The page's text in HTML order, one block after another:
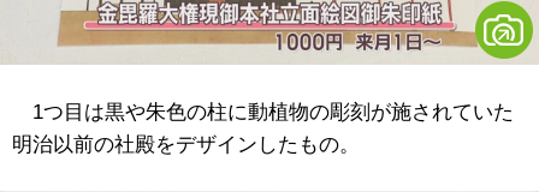
1つ目は黒や朱色の柱に動植物の彫刻が施されていた
明治以前の社殿をデザインしたもの。